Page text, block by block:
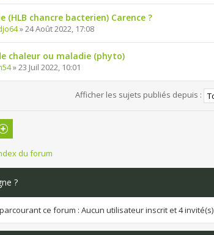
(HLB chancre bacterien) Carence ?
» 24 Août 2022, 17:08
chaleur ou maladie (phyto)
» 23 Juil 2022, 10:01
Afficher les sujets publiés depuis :
du forum
?
ce forum : Aucun utilisateur inscrit et 4 invité(s)